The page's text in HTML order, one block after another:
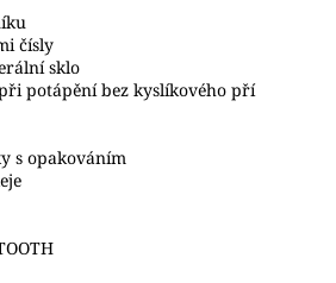
čísly
sklo
potápění bez kyslíkového pří
s opakováním